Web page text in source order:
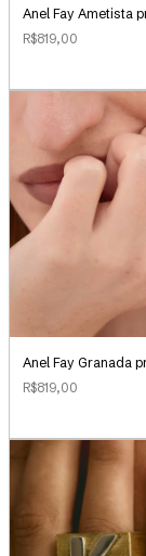
Anel Fay Ametista
R$819,00
Anel Fay Granada
R$819,00